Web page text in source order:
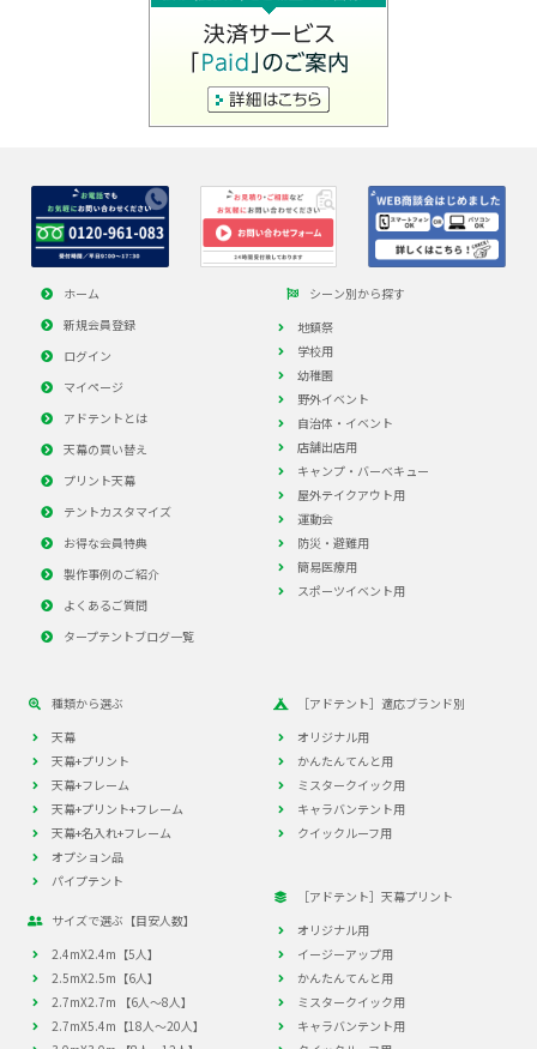
ホーム
新規会員登録
ログイン
マイページ
アドテントとは
天幕の買い替え
プリント天幕
テントカスタマイズ
お得な会員特典
製作事例のご紹介
よくあるご質問
タープテントブログ一覧
シーン別から探す
地鎮祭
学校用
幼稚園
野外イベント
自治体・イベント
店舗出店用
キャンプ・バーべキュー
屋外テイクアウト用
運動会
防災・避難用
簡易医療用
スポーツイベント用
種類から選ぶ
天幕
天幕+プリント
天幕+フレーム
天幕+プリント+フレーム
天幕+名入れ+フレーム
オプション品
パイプテント
サイズで選ぶ【目安人数】
2.4mX2.4m【5人】
2.5mX2.5m【6人】
2.7mX2.7m 【6人～8人】
2.7mX5.4m【18人～20人】
［アドテント］適応ブランド別
オリジナル用
かんたんてんと用
ミスタークイック用
キャラバンテント用
クイックルーフ用
［アドテント］天幕プリント
オリジナル用
イージーアップ用
かんたんてんと用
ミスタークイック用
キャラバンテント用